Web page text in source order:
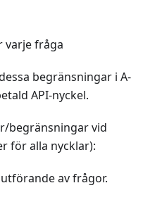
varje fråga
begränsningar i A-
API-nyckel.
begränsningar vid
för alla nycklar):
av frågor.